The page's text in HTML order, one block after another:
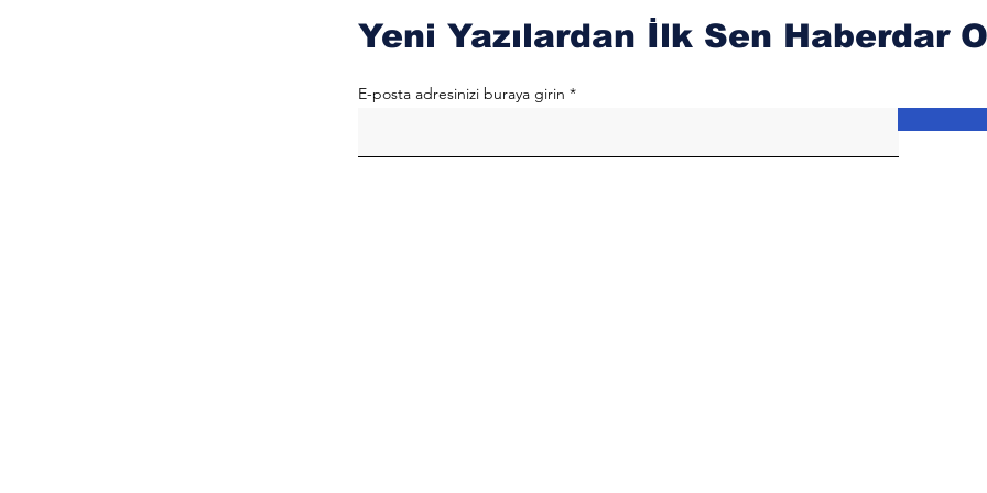
Yeni Yazılardan İlk Sen Haberdar
E-posta adresinizi buraya girin